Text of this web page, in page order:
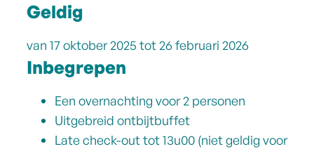
Geldig
van 17 oktober 2025 tot 26 februari 2026
Inbegrepen
Een overnachting voor 2 personen
Uitgebreid ontbijtbuffet
Late check-out tot 13u00 (niet geldig voor